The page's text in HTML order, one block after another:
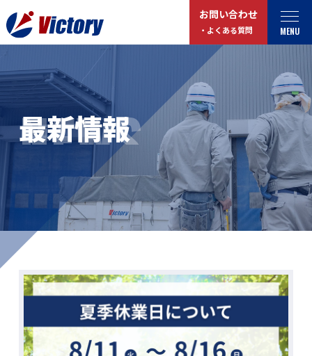
MENU
お問い合わせ
・よくある質問
トップ
事業紹介
総合解体 / 解体事業
産業廃棄物収集/ 運搬
企業概要
私たちについて
サステナビリティ
活動レポート
最新情報
お役立ちコラム
プライバシーポリシー
お問い合わせ
よくある質問
最新情報
NEWS